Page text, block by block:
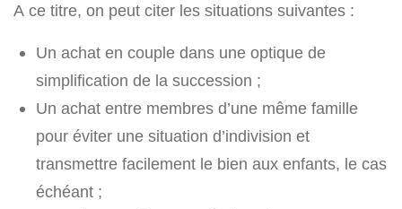
A ce titre, on peut citer les situations suivantes :
Un achat en couple dans une optique de
simplification de la succession ;
Un achat entre membres d’une même famille
pour éviter une situation d’indivision et
transmettre facilement le bien aux enfants, le cas
échéant ;